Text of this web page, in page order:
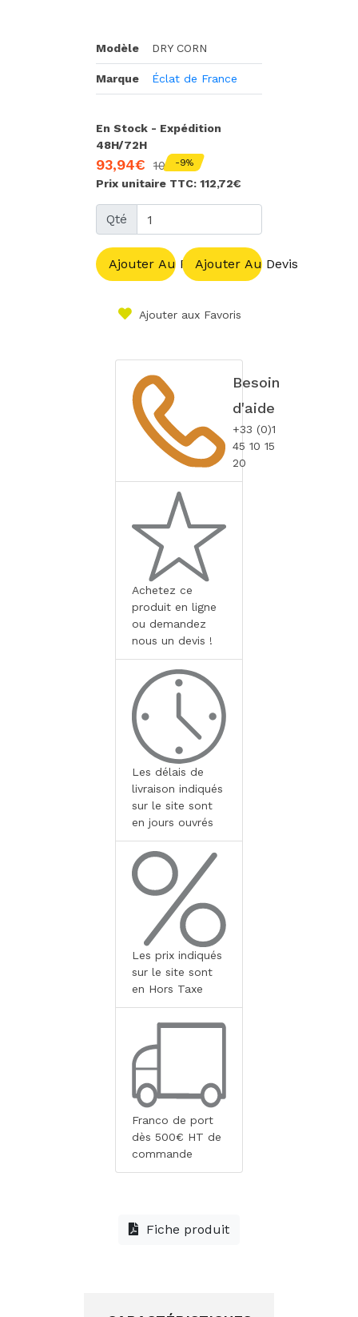
Modèle DRY CORN
Marque Éclat de France
En Stock - Expédition
48H/72H
93,94€ 104,37€
-9%
Prix unitaire TTC: 112,72€
Qté
Ajouter Au PanierAjouter Au Devis
Ajouter aux Favoris
Besoin
d'aide
+33 (0)1
45 10 15
20
Achetez ce
produit en ligne
ou demandez
nous un devis !
Les délais de
livraison indiqués
sur le site sont
en jours ouvrés
Les prix indiqués
sur le site sont
en Hors Taxe
Franco de port
dès 500€ HT de
commande
Fiche produit